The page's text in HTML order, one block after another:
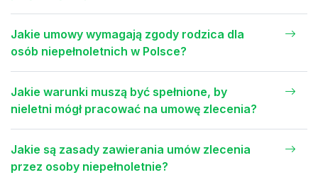
Jakie umowy wymagają zgody rodzica dla
osób niepełnoletnich w Polsce?
Jakie warunki muszą być spełnione, by
nieletni mógł pracować na umowę zlecenia?
Jakie są zasady zawierania umów zlecenia
przez osoby niepełnoletnie?